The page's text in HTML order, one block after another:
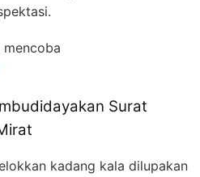
mencoba
Surat
kadang kala dilupakan